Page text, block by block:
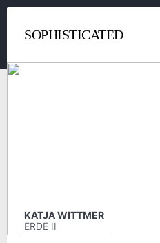
SOPHISTICATED
KATJA WITTMER
ERDE II